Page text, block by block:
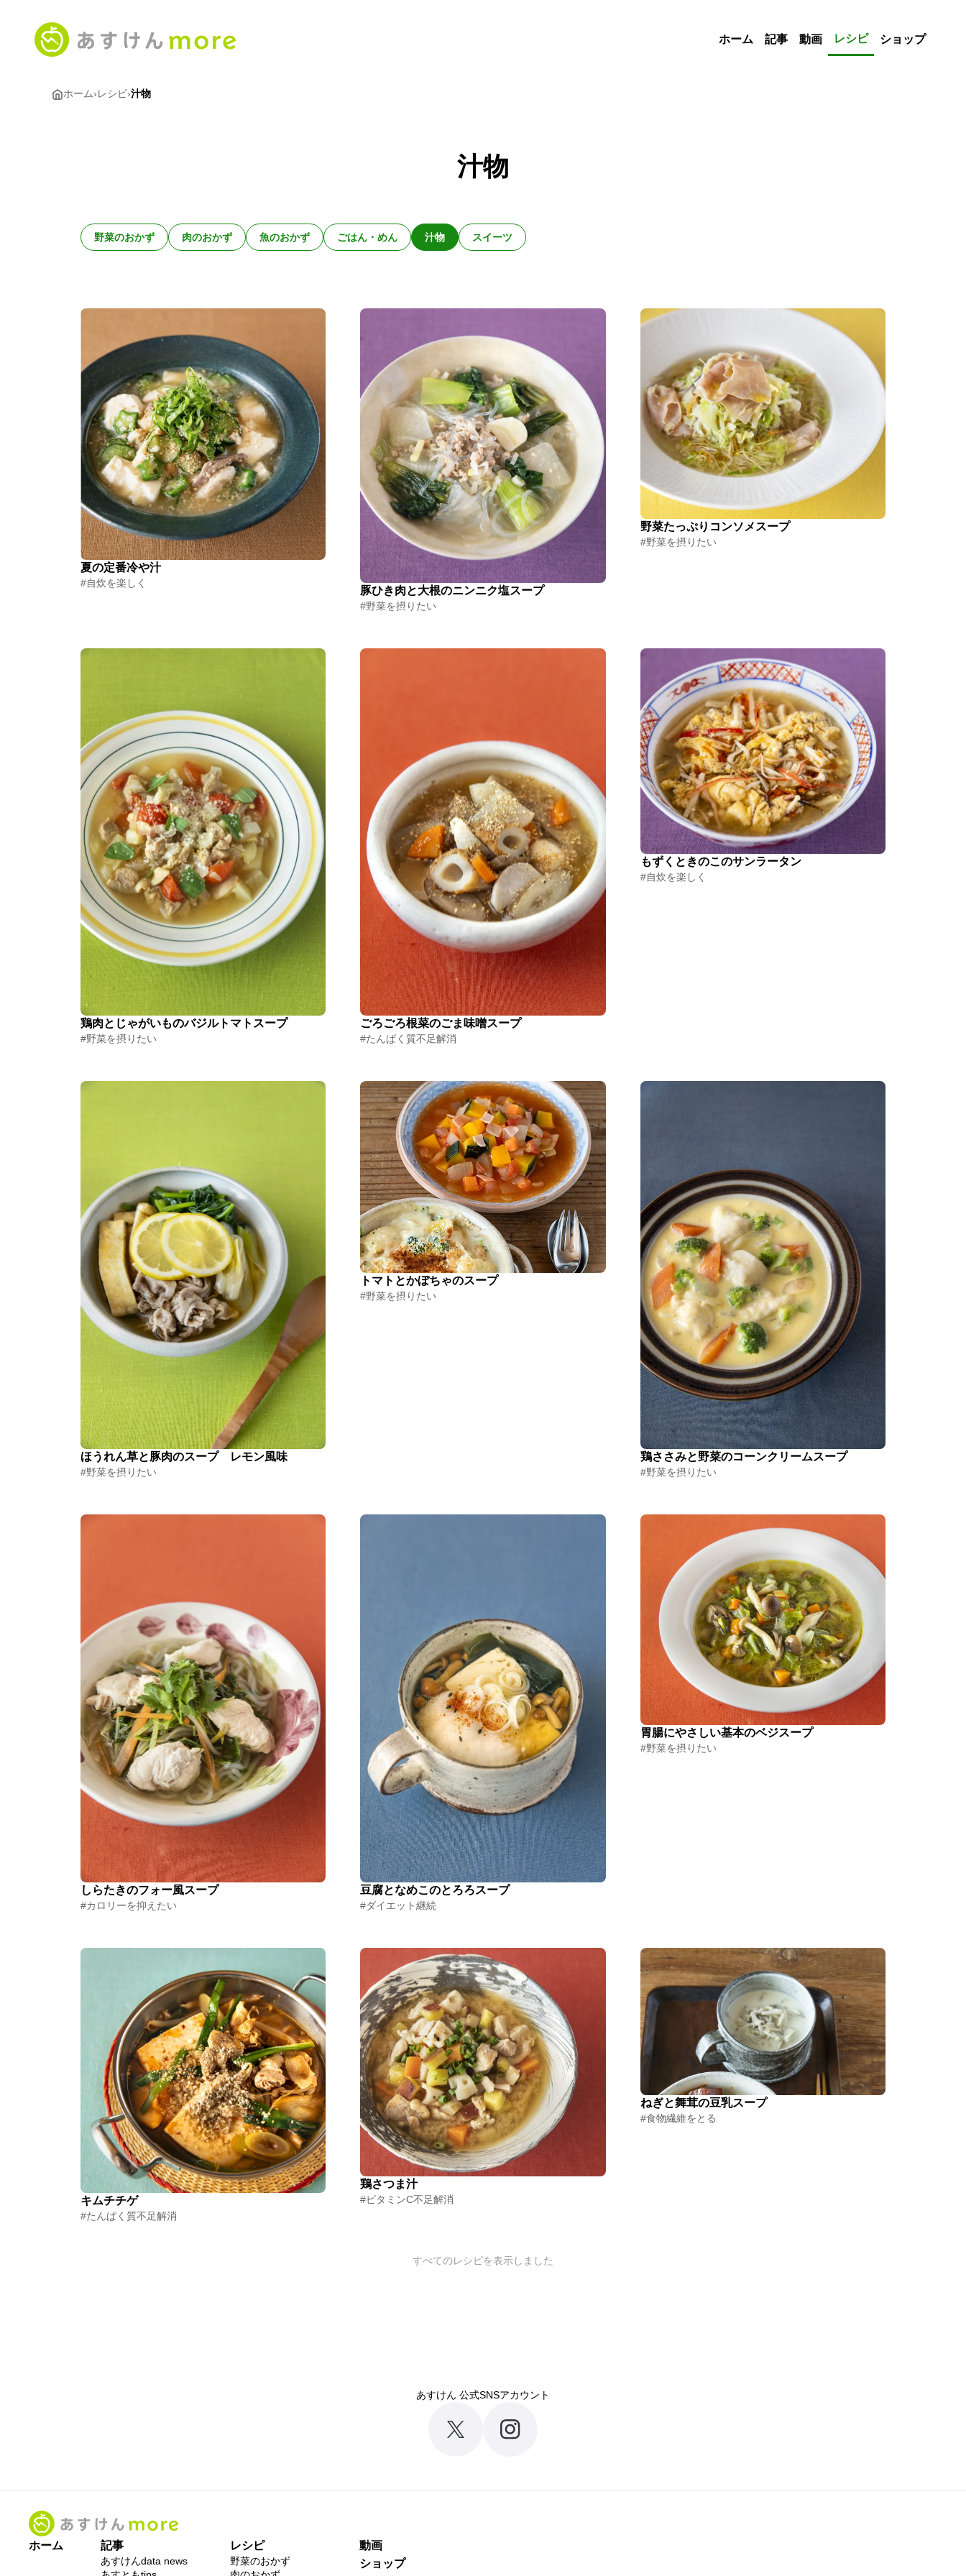
ホーム 記事 動画 レシピ ショップ
ホーム›レシピ›汁物
汁物
野菜のおかず 肉のおかず 魚のおかず ごはん・めん 汁物 スイーツ
夏の定番冷や汁
#自炊を楽しく
豚ひき肉と大根のニンニク塩スープ
#野菜を摂りたい
野菜たっぷりコンソメスープ
#野菜を摂りたい
鶏肉とじゃがいものバジルトマトスープ
#野菜を摂りたい
ごろごろ根菜のごま味噌スープ
#たんぱく質不足解消
もずくときのこのサンラータン
#自炊を楽しく
ほうれん草と豚肉のスープ レモン風味
#野菜を摂りたい
トマトとかぼちゃのスープ
#野菜を摂りたい
鶏ささみと野菜のコーンクリームスープ
#野菜を摂りたい
しらたきのフォー風スープ
#カロリーを抑えたい
豆腐となめこのとろろスープ
#ダイエット継続
胃腸にやさしい基本のベジスープ
#野菜を摂りたい
キムチチゲ
#たんぱく質不足解消
鶏さつま汁
#ビタミンC不足解消
ねぎと舞茸の豆乳スープ
#食物繊維をとる
すべてのレシピを表示しました
あすけん 公式SNSアカウント
ホーム 記事
あすけんdata news
レシピ
野菜のおかず
動画
ショップ